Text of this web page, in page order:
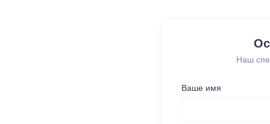
Наш
Ваше имя